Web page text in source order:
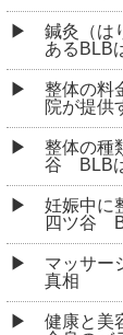
骨盤調整
術 ～四
「痛みの
に対する
整体の
整骨院～
プロも認
しいやり
ばね指
なリスク
針治療を